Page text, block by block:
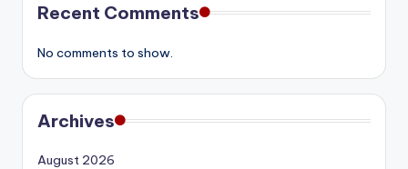
Recent Comments
No comments to show.
Archives
August 2026